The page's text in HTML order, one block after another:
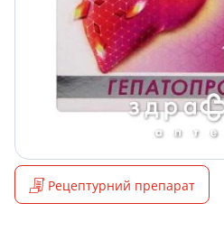
Рецептурний препарат